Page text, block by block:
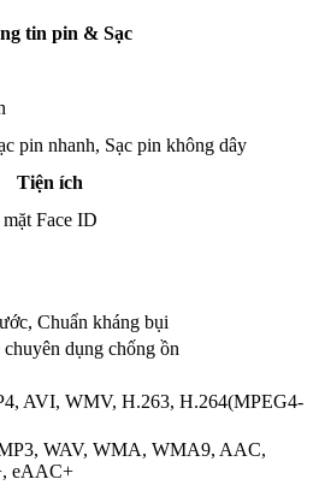
tin pin & Sạc
pin nhanh, Sạc pin không dây
Tiện ích
Face ID
Chuẩn kháng bụi
dụng chống ồn
AVI, WMV, H.263, H.264(MPEG4-
WAV, WMA, WMA9, AAC,
eAAC+